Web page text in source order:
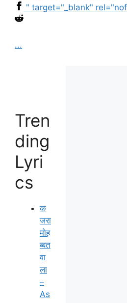
" target="_blank"
...
Tren
ding
Lyri
cs
क
जरा
मोह
ब्बत
वा
ला
–
As